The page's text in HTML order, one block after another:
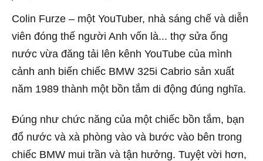
Colin Furze – một YouTuber, nhà sáng chế và diễn
viên đóng thế người Anh vốn là... thợ sửa ống
nước vừa đăng tải lên kênh YouTube của mình
cảnh anh biến chiếc BMW 325i Cabrio sản xuất
năm 1989 thành một bồn tắm di động đúng nghĩa.
Đúng như chức năng của một chiếc bồn tắm, bạn
đổ nước và xà phòng vào và bước vào bên trong
chiếc BMW mui trần và tận hưởng. Tuyệt vời hơn,